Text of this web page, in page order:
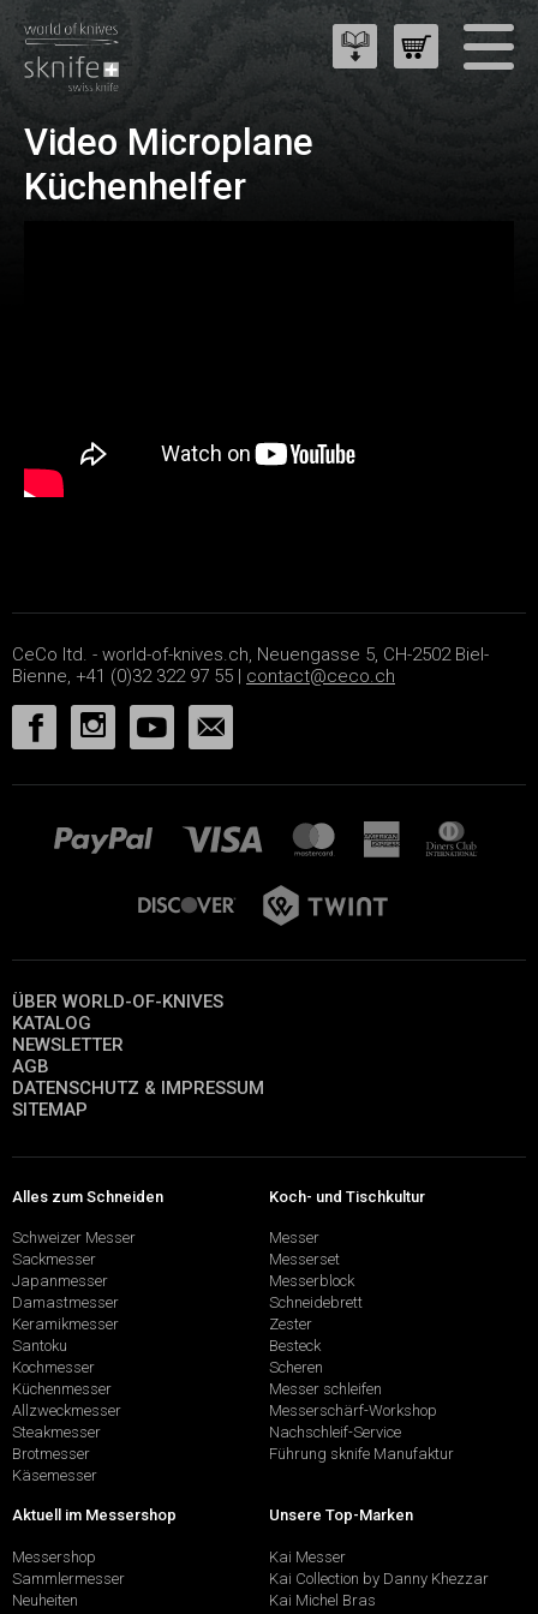
Video Microplane
Küchenhelfer
CeCo ltd. - world-of-knives.ch, Neuengasse 5, CH-2502 Biel-
Bienne, +41 (0)32 322 97 55 | contact@ceco.ch
ÜBER WORLD-OF-KNIVES
KATALOG
NEWSLETTER
AGB
DATENSCHUTZ & IMPRESSUM
SITEMAP
Alles zum Schneiden
Schweizer Messer
Sackmesser
Japanmesser
Damastmesser
Keramikmesser
Santoku
Kochmesser
Küchenmesser
Allzweckmesser
Steakmesser
Brotmesser
Käsemesser
Koch- und Tischkultur
Messer
Messerset
Messerblock
Schneidebrett
Zester
Besteck
Scheren
Messer schleifen
Messerschärf-Workshop
Nachschleif-Service
Führung sknife Manufaktur
Aktuell im Messershop
Messershop
Sammlermesser
Neuheiten
Unsere Top-Marken
Kai Messer
Kai Collection by Danny Khezzar
Kai Michel Bras